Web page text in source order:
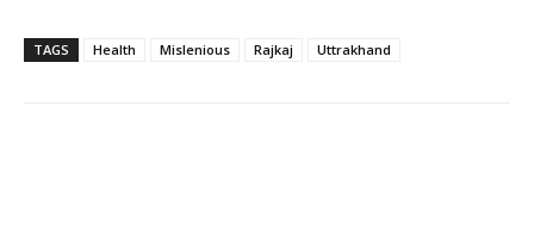
TAGS Health Mislenious Rajkaj Uttrakhand